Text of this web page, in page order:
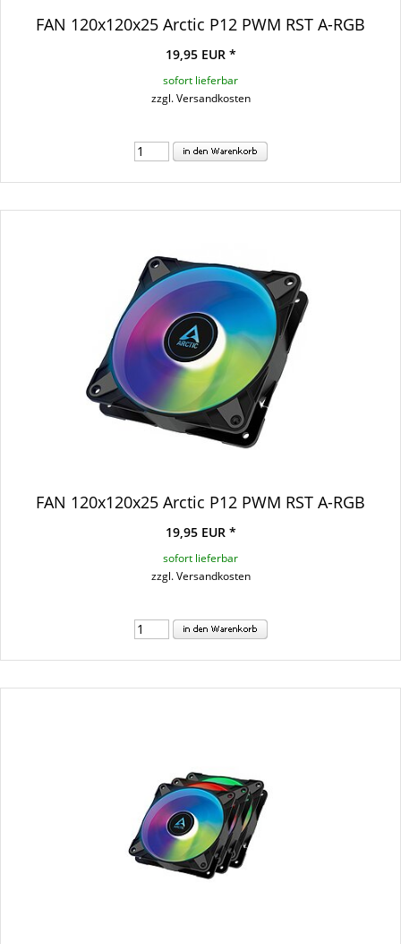
FAN 120x120x25 Arctic P12 PWM RST A-RGB
19,95 EUR *
sofort lieferbar
zzgl. Versandkosten
FAN 120x120x25 Arctic P12 PWM RST A-RGB
19,95 EUR *
sofort lieferbar
zzgl. Versandkosten